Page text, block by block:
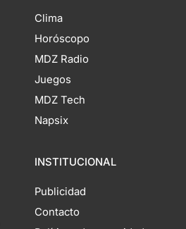
Clima
Horóscopo
MDZ Radio
Juegos
MDZ Tech
Napsix
INSTITUCIONAL
Publicidad
Contacto